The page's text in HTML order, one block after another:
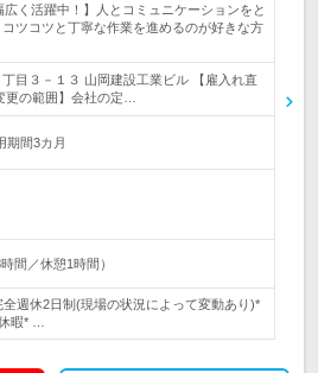
広く活躍中！】人とコミュニケーションをと
ツコツと丁寧な作業を進めるのが好きな方
目３－１３ 山岡建設工業ビル 【雇入れ直
更の範囲】会社の定…
期間3カ月
間／休憩1時間）
週休2日制(現場の状況によって変動あり)*
暇* …